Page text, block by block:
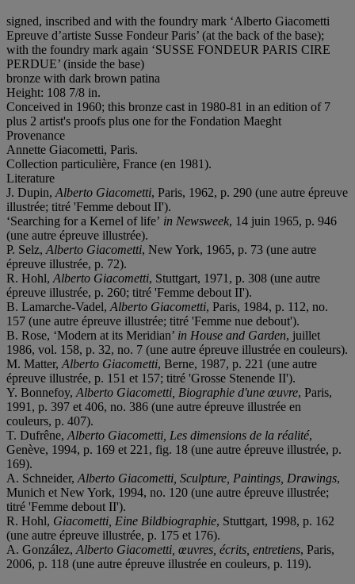
signed, inscribed and with the foundry mark ‘Alberto Giacometti
Epreuve d’artiste Susse Fondeur Paris’ (at the back of the base);
with the foundry mark again ‘SUSSE FONDEUR PARIS CIRE
PERDUE’ (inside the base)
bronze with dark brown patina
Height: 108 7/8 in.
Conceived in 1960; this bronze cast in 1980-81 in an edition of 7
plus 2 artist's proofs plus one for the Fondation Maeght
Provenance
Annette Giacometti, Paris.
Collection particulière, France (en 1981).
Literature
J. Dupin, Alberto Giacometti, Paris, 1962, p. 290 (une autre épreuve
illustrée; titré 'Femme debout II').
‘Searching for a Kernel of life’ in Newsweek, 14 juin 1965, p. 946
(une autre épreuve illustrée).
P. Selz, Alberto Giacometti, New York, 1965, p. 73 (une autre
épreuve illustrée, p. 72).
R. Hohl, Alberto Giacometti, Stuttgart, 1971, p. 308 (une autre
épreuve illustrée, p. 260; titré 'Femme debout II').
B. Lamarche-Vadel, Alberto Giacometti, Paris, 1984, p. 112, no.
157 (une autre épreuve illustrée; titré 'Femme nue debout').
B. Rose, ‘Modern at its Meridian’ in House and Garden, juillet
1986, vol. 158, p. 32, no. 7 (une autre épreuve illustrée en couleurs).
M. Matter, Alberto Giacometti, Berne, 1987, p. 221 (une autre
épreuve illustrée, p. 151 et 157; titré 'Grosse Stenende II').
Y. Bonnefoy, Alberto Giacometti, Biographie d'une œuvre, Paris,
1991, p. 397 et 406, no. 386 (une autre épreuve illustrée en
couleurs, p. 407).
T. Dufrêne, Alberto Giacometti, Les dimensions de la réalité,
Genève, 1994, p. 169 et 221, fig. 18 (une autre épreuve illustrée, p.
169).
A. Schneider, Alberto Giacometti, Sculpture, Paintings, Drawings,
Munich et New York, 1994, no. 120 (une autre épreuve illustrée;
titré 'Femme debout II').
R. Hohl, Giacometti, Eine Bildbiographie, Stuttgart, 1998, p. 162
(une autre épreuve illustrée, p. 175 et 176).
A. González, Alberto Giacometti, œuvres, écrits, entretiens, Paris,
2006, p. 118 (une autre épreuve illustrée en couleurs, p. 119).